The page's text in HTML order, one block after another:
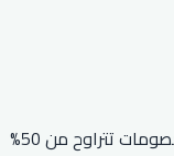
في عام 2026، تواصل ترينديول تقديم خصومات مذهلة، حيث يمكنك استخدام كود الخصم SIMPLY للحصول على خصم يصل إلى 70% على جميع المنتجات. بالإضافة إلى ذلك، يوفر الموقع خصومات تتراوح من 50%